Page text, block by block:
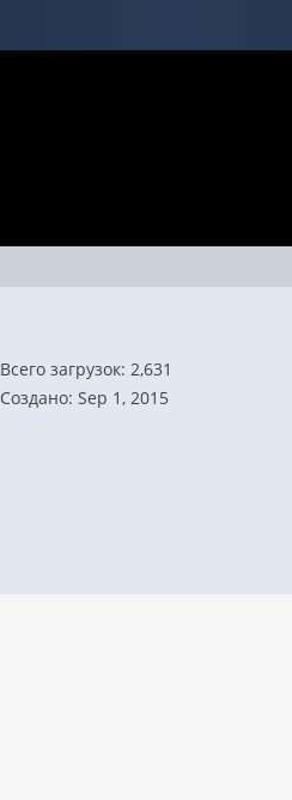
Всего загрузок: 2,631
Создано: Sep 1, 2015